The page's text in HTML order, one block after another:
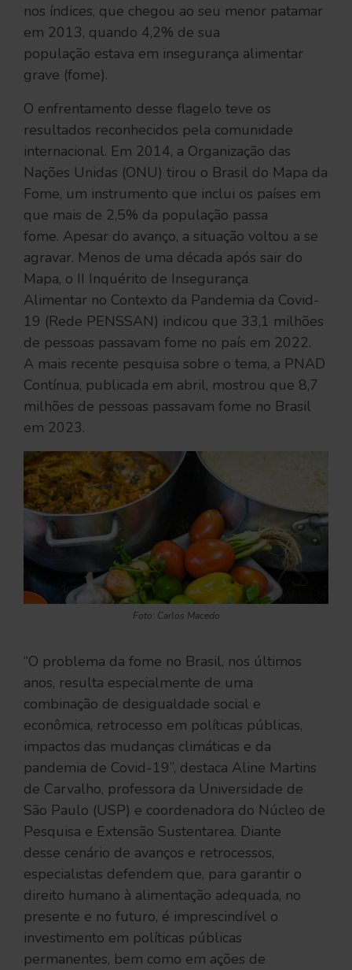
nos índices, que chegou ao seu menor patamar
em 2013, quando 4,2% de sua
população estava em insegurança alimentar
grave (fome).
O enfrentamento desse flagelo teve os
resultados reconhecidos pela comunidade
internacional. Em 2014, a Organização das
Nações Unidas (ONU) tirou o Brasil do Mapa da
Fome, um instrumento que inclui os países em
que mais de 2,5% da população passa
fome. Apesar do avanço, a situação voltou a se
agravar. Menos de uma década após sair do
Mapa, o II Inquérito de Insegurança
Alimentar no Contexto da Pandemia da Covid-
19 (Rede PENSSAN) indicou que 33,1 milhões
de pessoas passavam fome no país em 2022.
A mais recente pesquisa sobre o tema, a PNAD
Contínua, publicada em abril, mostrou que 8,7
milhões de pessoas passavam fome no Brasil
em 2023.
Foto: Carlos Macedo
“O problema da fome no Brasil, nos últimos
anos, resulta especialmente de uma
combinação de desigualdade social e
econômica, retrocesso em políticas públicas,
impactos das mudanças climáticas e da
pandemia de Covid-19”, destaca Aline Martins
de Carvalho, professora da Universidade de
São Paulo (USP) e coordenadora do Núcleo de
Pesquisa e Extensão Sustentarea. Diante
desse cenário de avanços e retrocessos,
especialistas defendem que, para garantir o
direito humano à alimentação adequada, no
presente e no futuro, é imprescindível o
investimento em políticas públicas
permanentes, bem como em ações de